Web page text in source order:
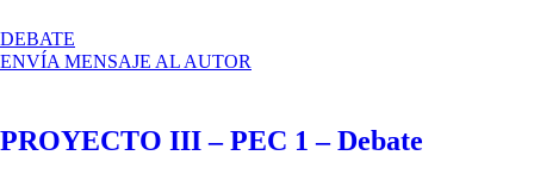
DEBATE
PEC
ENVÍA MENSAJE AL AUTOR
PROYECTO III – PEC 1 – Debate